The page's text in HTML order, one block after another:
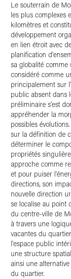
Le souterrain de
les plus complexes
kilomètres et
développement
en lien étroit avec
planification
sa globalité comme
considéré comme
principalement sur
public absent dans
préliminaire s'est
appréhender la
possibles
sur la définition de
déterminer le
propriétés
approche comme
et pour puiser
directions, son
nouvelle direction
se localise au point
du centre-ville de
à travers une
vacantes du
l'espace public
une structure
ainsi une
du quartier.